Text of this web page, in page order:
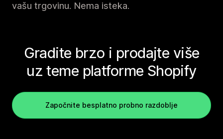
vašu trgovinu. Nema isteka.
Gradite brzo i prodajte više
uz teme platforme Shopify
Započnite besplatno probno razdoblje